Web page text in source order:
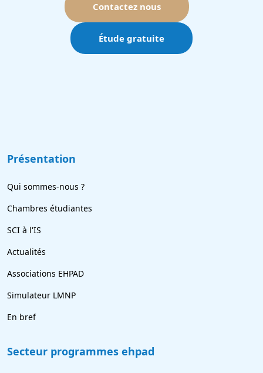
Contactez nous
Étude gratuite
Présentation
Qui sommes-nous ?
Chambres étudiantes
SCI à l'IS
Actualités
Associations EHPAD
Simulateur LMNP
En bref
Secteur programmes ehpad